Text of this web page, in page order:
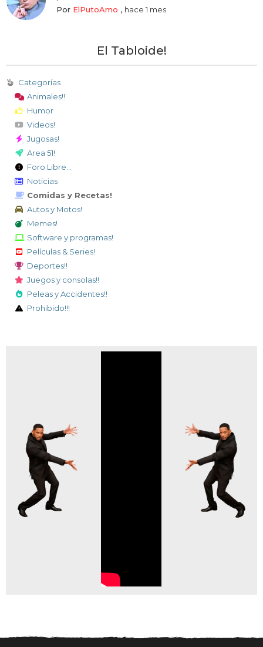
Por ElPutoAmo , hace 1 mes
El Tabloide!
Categorías
Animales!!
Humor
Videos!
Jugosas!
Area 51!
Foro Libre...
Noticias
Comidas y Recetas!
Autos y Motos!
Memes!
Software y programas!
Películas & Series!
Deportes!!
Juegos y consolas!!
Peleas y Accidentes!!
Prohibido!!!